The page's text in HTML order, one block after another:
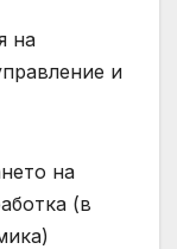
на
и
на
(в